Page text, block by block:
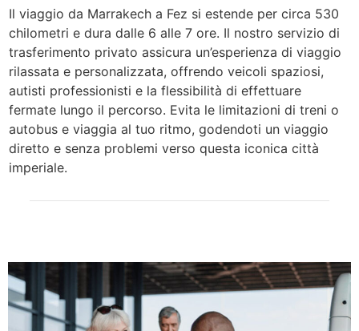
Il viaggio da Marrakech a Fez si estende per circa 530
chilometri e dura dalle 6 alle 7 ore. Il nostro servizio di
trasferimento privato assicura un’esperienza di viaggio
rilassata e personalizzata, offrendo veicoli spaziosi,
autisti professionisti e la flessibilità di effettuare
fermate lungo il percorso. Evita le limitazioni di treni o
autobus e viaggia al tuo ritmo, godendoti un viaggio
diretto e senza problemi verso questa iconica città
imperiale.